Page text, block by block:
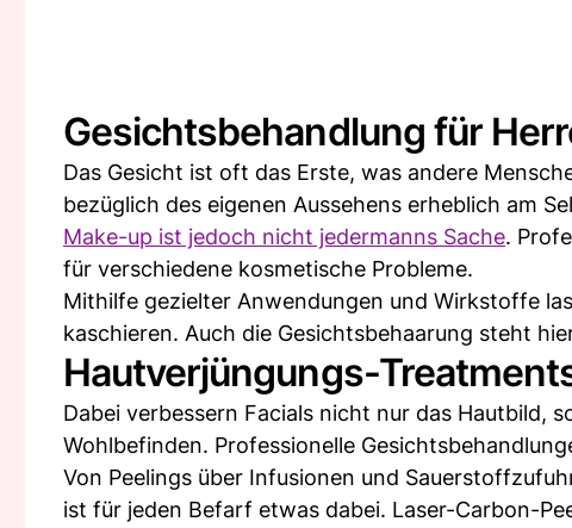
Gesichtsbehandlung für
Das Gesicht ist oft das Erste, was andere
bezüglich des eigenen Aussehens erheblich am
Make-up ist jedoch nicht jedermanns Sache.
für verschiedene kosmetische Probleme.
Mithilfe gezielter Anwendungen und Wirkstoffe
kaschieren. Auch die Gesichtsbehaarung steht
Hautverjüngungs-
Dabei verbessern Facials nicht nur das Hautbild,
Wohlbefinden. Professionelle
Von Peelings über Infusionen und
ist für jeden Befarf etwas dabei. Laser-Carbon-